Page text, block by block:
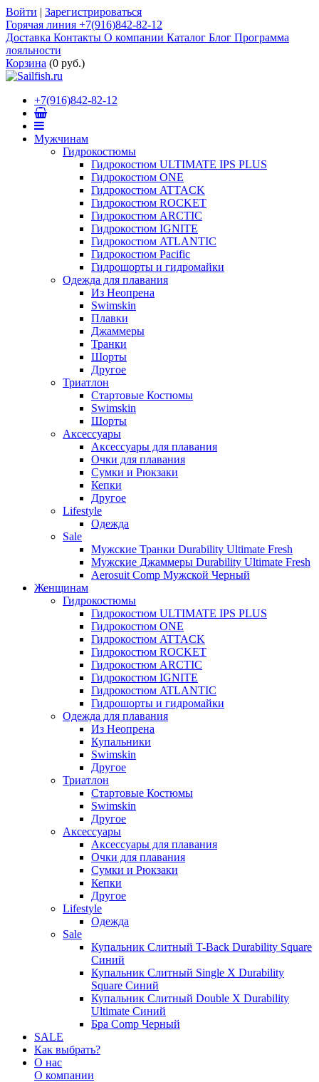
Войти | Зарегистрироваться
Горячая линия +7(916)842-82-12
Доставка Контакты О компании Каталог Блог Программа
лояльности
Корзина (0 руб.)
+7(916)842-82-12
Мужчинам
Гидрокостюмы
Гидрокостюм ULTIMATE IPS PLUS
Гидрокостюм ONE
Гидрокостюм ATTACK
Гидрокостюм ROCKET
Гидрокостюм ARCTIC
Гидрокостюм IGNITE
Гидрокостюм ATLANTIC
Гидрокостюм Pacific
Гидрошорты и гидромайки
Одежда для плавания
Из Неопрена
Swimskin
Плавки
Джаммеры
Транки
Шорты
Другое
Триатлон
Стартовые Костюмы
Swimskin
Шорты
Аксессуары
Аксессуары для плавания
Очки для плавания
Сумки и Рюкзаки
Кепки
Другое
Lifestyle
Одежда
Sale
Мужские Транки Durability Ultimate Fresh
Мужские Джаммеры Durability Ultimate Fresh
Aerosuit Comp Мужской Черный
Женщинам
Гидрокостюмы
Гидрокостюм ULTIMATE IPS PLUS
Гидрокостюм ONE
Гидрокостюм ATTACK
Гидрокостюм ROCKET
Гидрокостюм ARCTIC
Гидрокостюм IGNITE
Гидрокостюм ATLANTIC
Гидрошорты и гидромайки
Одежда для плавания
Из Неопрена
Купальники
Swimskin
Другое
Триатлон
Стартовые Костюмы
Swimskin
Другое
Аксессуары
Аксессуары для плавания
Очки для плавания
Сумки и Рюкзаки
Кепки
Другое
Lifestyle
Одежда
Sale
Купальник Слитный T-Back Durability Square
Синий
Купальник Слитный Single X Durability
Square Синий
Купальник Слитный Double X Durability
Ultimate Синий
Бра Comp Черный
SALE
Как выбрать?
О нас
О компании